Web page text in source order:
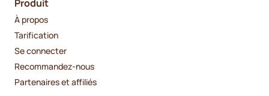
Produit
À propos
Tarification
Se connecter
Recommandez-nous
Partenaires et affiliés